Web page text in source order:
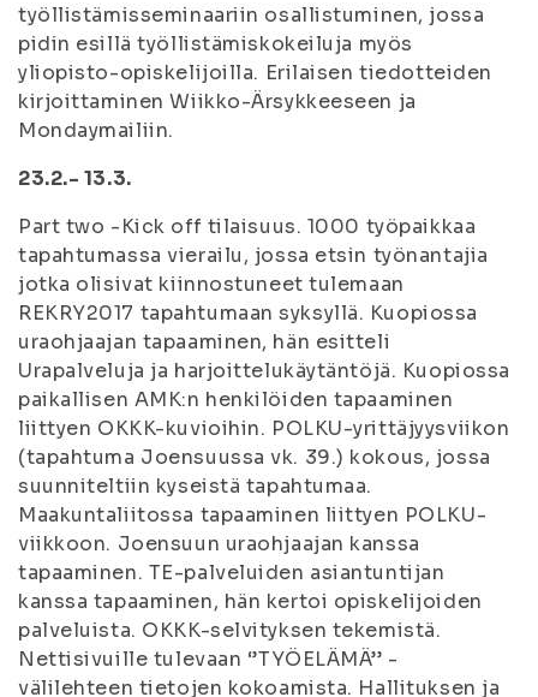
työllistämisseminaariin osallistuminen, jossa
pidin esillä työllistämiskokeiluja myös
yliopisto-opiskelijoilla. Erilaisen tiedotteiden
kirjoittaminen Wiikko-Ärsykkeeseen ja
Mondaymailiin.
23.2.- 13.3.
Part two -Kick off tilaisuus. 1000 työpaikkaa
tapahtumassa vierailu, jossa etsin työnantajia
jotka olisivat kiinnostuneet tulemaan
REKRY2017 tapahtumaan syksyllä. Kuopiossa
uraohjaajan tapaaminen, hän esitteli
Urapalveluja ja harjoittelukäytäntöjä. Kuopiossa
paikallisen AMK:n henkilöiden tapaaminen
liittyen OKKK-kuvioihin. POLKU-yrittäjyysviikon
(tapahtuma Joensuussa vk. 39.) kokous, jossa
suunniteltiin kyseistä tapahtumaa.
Maakuntaliitossa tapaaminen liittyen POLKU-
viikkoon. Joensuun uraohjaajan kanssa
tapaaminen. TE-palveluiden asiantuntijan
kanssa tapaaminen, hän kertoi opiskelijoiden
palveluista. OKKK-selvityksen tekemistä.
Nettisivuille tulevaan ‘’TYÖELÄMÄ’’ -
välilehteen tietojen kokoamista. Hallituksen ja